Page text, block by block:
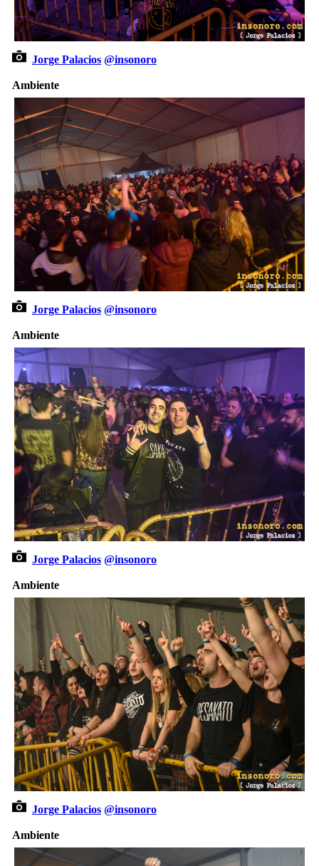
Jorge Palacios @insonoro
Ambiente
Jorge Palacios @insonoro
Ambiente
Jorge Palacios @insonoro
Ambiente
Jorge Palacios @insonoro
Ambiente